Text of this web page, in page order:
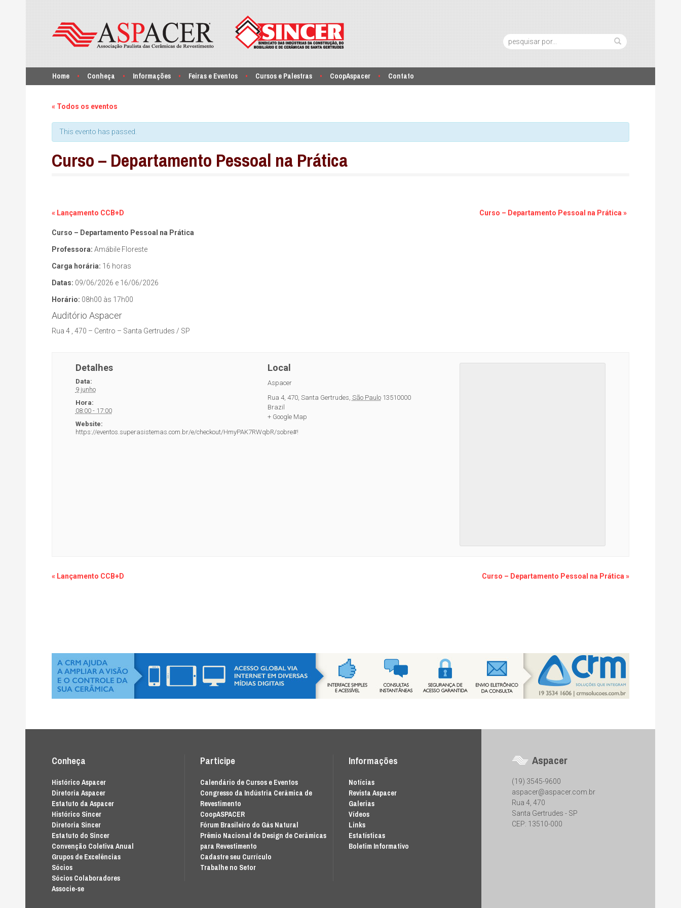
Home Conheça Informações Feiras e Eventos Cursos e Palestras CoopAspacer Contato
Pesquisa:
« Todos os eventos
This evento has passed.
Curso – Departamento Pessoal na Prática
Navegação
dos
eventos
« Lançamento CCB+D Curso – Departamento Pessoal na Prática »
Curso – Departamento Pessoal na Prática
Professora: Amábile Floreste
Carga horária: 16 horas
Datas: 09/06/2026 e 16/06/2026
Horário: 08h00 às 17h00
Auditório Aspacer
Rua 4 , 470 – Centro – Santa Gertrudes / SP
Detalhes
Data:
9 junho
Hora:
08:00 - 17:00
Website:
https://eventos.superasistemas.com.br/e/checkout/HmyPAK7RWqbR/sobre#!
Local
Aspacer
Rua 4, 470, Santa Gertrudes, São Paulo 13510000
Brazil
+ Google Map
Navegação
« Lançamento CCB+D Curso – Departamento Pessoal na Prática »
Conheça
Histórico Aspacer
Diretoria Aspacer
Estatuto da Aspacer
Histórico Sincer
Diretoria Sincer
Estatuto do Sincer
Convenção Coletiva Anual
Grupos de Excelências
Sócios
Sócios Colaboradores
Associe-se
Participe
Calendário de Cursos e Eventos
Congresso da Indústria Cerâmica de
Revestimento
CoopASPACER
Fórum Brasileiro do Gás Natural
Prêmio Nacional de Design de Cerâmicas
para Revestimento
Cadastre seu Currículo
Trabalhe no Setor
Informações
Notícias
Revista Aspacer
Galerias
Vídeos
Links
Estatísticas
Boletim Informativo
Aspacer
(19) 3545-9600
aspacer@aspacer.com.br
Rua 4, 470
Santa Gertrudes - SP
CEP: 13510-000